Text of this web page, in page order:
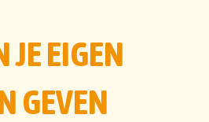
JE EIGEN
GEVEN